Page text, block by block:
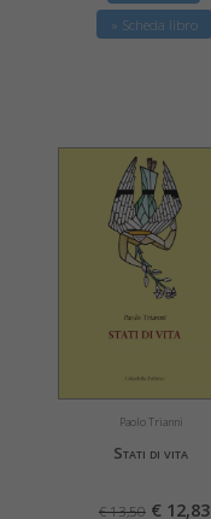
» Scheda libro
Paolo Trianni
Stati di vita
€ 13,50 € 12,83